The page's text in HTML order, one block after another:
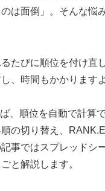
は面倒」。そんな悩
たびに順位を付け直
、時間もかかりますよ
、順位を自動で計算
の切り替え、
事ではスプレッドシ
と解説します。